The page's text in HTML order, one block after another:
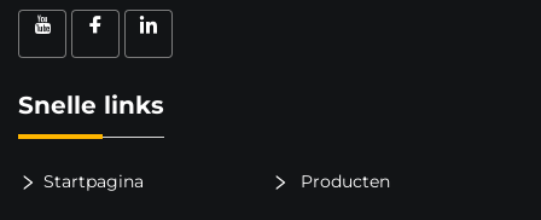
Snelle links
Startpagina Producten